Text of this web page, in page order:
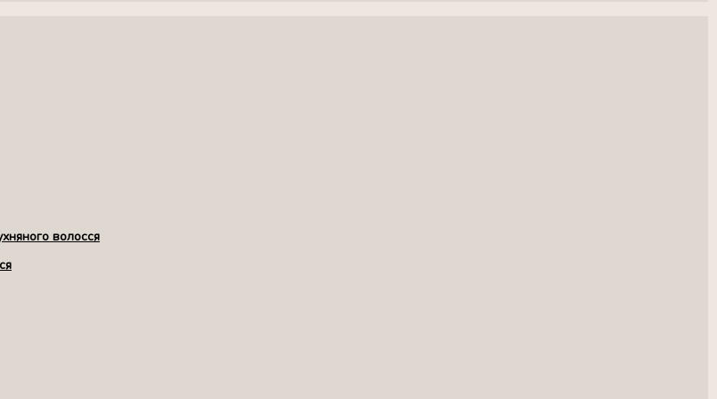
волосся